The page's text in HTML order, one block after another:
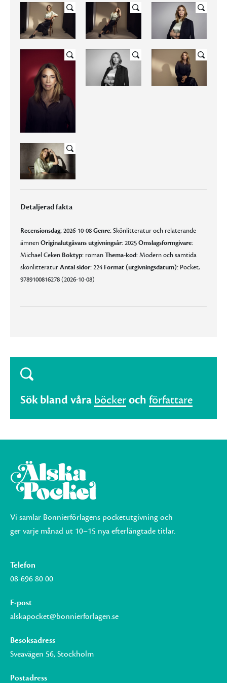
Detaljerad fakta
Recensionsdag:2026-10-08Genre:Skönlitteratur och relaterande
ämnenOriginalutgåvans utgivningsår:2025Omslagsformgivare:
Michael Ceken Boktyp:romanThema-kod:Modern och samtida
skönlitteraturAntal sidor:224 Format (utgivningsdatum): Pocket,
9789100816278 (2026-10-08)
Sök bland våra böckeroch författare
Vi samlar Bonnierförlagens pocketutgivning och
ger varje månad ut 10–15 nya efterlängtade titlar.
Telefon
08-696 80 00
E-post
alskapocket@bonnierforlagen.se
Besöksadress
Sveavägen 56, Stockholm
Postadress